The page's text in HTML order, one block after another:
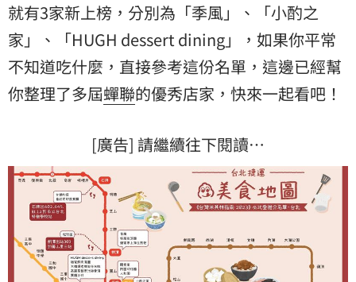
就有3家新上榜，分別為「季風」、「小酌之
家」、「HUGH dessert dining」，如果你平常
不知道吃什麼，直接參考這份名單，這邊已經幫
你整理了多屆蟬聯的優秀店家，快來一起看吧！
[廣告] 請繼續往下閱讀…